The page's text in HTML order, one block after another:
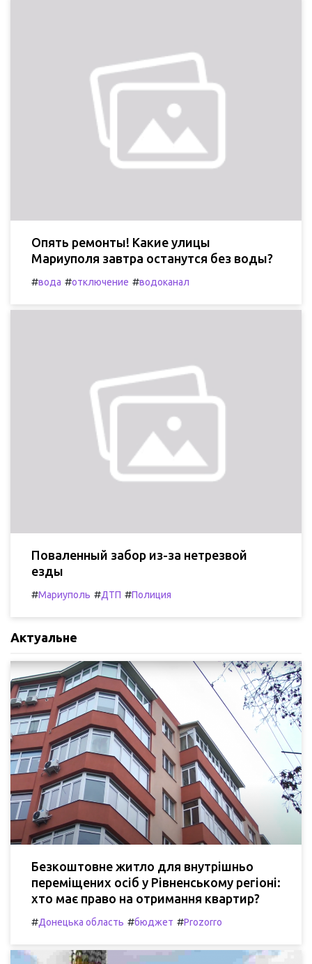
Опять ремонты! Какие улицы
Мариуполя завтра останутся без воды?
#вода #отключение #водоканал
Поваленный забор из-за нетрезвой
езды
#Мариуполь #ДТП #Полиция
Актуальне
Безкоштовне житло для внутрішньо
переміщених осіб у Рівненському регіоні:
хто має право на отримання квартир?
#Донецька область #бюджет #Prozorro